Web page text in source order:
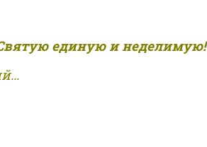
единую и неделимую!